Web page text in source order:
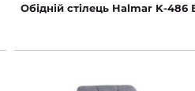
Обідній стілець Halmar K-486